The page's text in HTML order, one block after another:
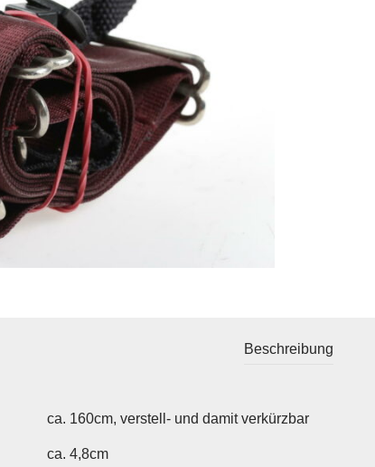
Beschreibung
ca. 160cm, verstell- und damit verkürzbar
ca. 4,8cm